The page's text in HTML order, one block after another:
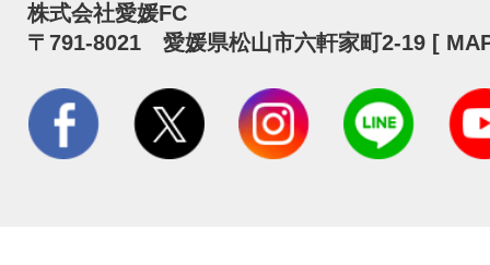
株式会社愛媛FC
〒791-8021 愛媛県松山市六軒家町2-19 [